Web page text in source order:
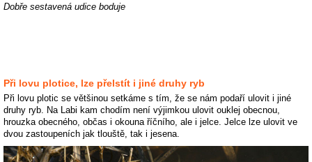
Dobře sestavená udice boduje
Při lovu plotice, lze přelstít i jiné druhy ryb
Při lovu plotic se většinou setkáme s tím, že se nám podaří ulovit i jiné
druhy ryb. Na Labi kam chodím není výjimkou ulovit ouklej obecnou,
hrouzka obecného, občas i okouna říčního, ale i jelce. Jelce lze ulovit ve
dvou zastoupeních jak tlouště, tak i jesena.